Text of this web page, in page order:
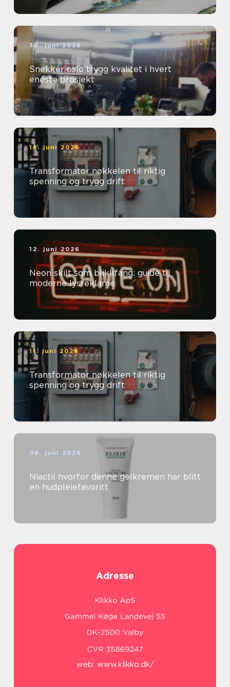
30. juni 2026
Snekker oslo trygg kvalitet i hvert
eneste prosjekt
18. juni 2026
Transformator nøkkelen til riktig
spenning og trygg drift
12. juni 2026
Neon skilt som blikkfang: guide til
moderne lysreklame
11. juni 2026
Transformator nøkkelen til riktig
spenning og trygg drift
08. juni 2026
Niactil hvorfor denne gelkremen har blitt
en hudpleiefavoritt
Adresse
web: www.klikko.dk/